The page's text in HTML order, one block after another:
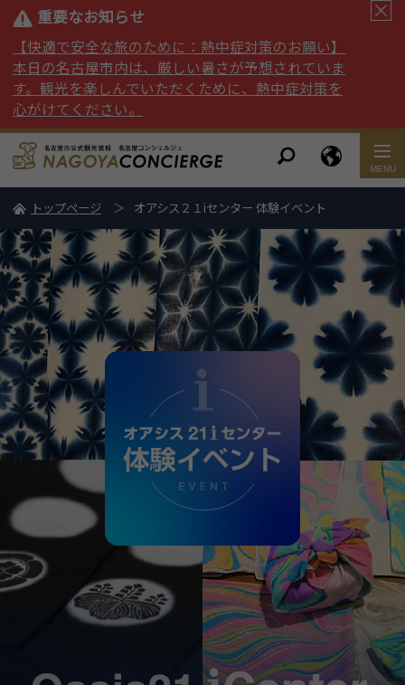
重要なお知らせ
【快適で安全な旅のために：熱中症対策のお願い】
本日の名古屋市内は、厳しい暑さが予想されていま
す。観光を楽しんでいただくために、熱中症対策を
心がけてください。
トップページ オアシス２１iセンター 体験イベント